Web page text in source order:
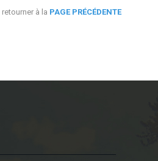
retourner à la PAGE PRÉCÉDENTE